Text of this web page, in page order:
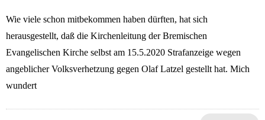
Wie viele schon mitbekommen haben dürften, hat sich
herausgestellt, daß die Kirchenleitung der Bremischen
Evangelischen Kirche selbst am 15.5.2020 Strafanzeige wegen
angeblicher Volksverhetzung gegen Olaf Latzel gestellt hat. Mich
wundert